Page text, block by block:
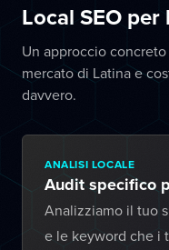
Local SEO
Un approccio
mercato di Latina e
davvero.
ANALISI LOCALE
Audit specifico
Analizziamo il tuo
e le keyword che i